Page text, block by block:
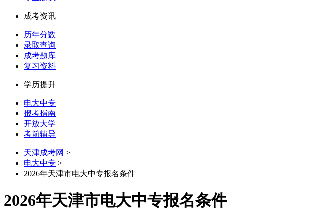
成考资讯
历年分数
录取查询
成考题库
复习资料
学历提升
电大中专
报考指南
开放大学
考前辅导
天津成考网 >
电大中专 >
2026年天津市电大中专报名条件
2026年天津市电大中专报名条件